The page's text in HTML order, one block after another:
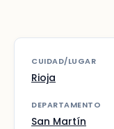
CUIDAD/LUGAR
Rioja
DEPARTAMENTO
San Martín